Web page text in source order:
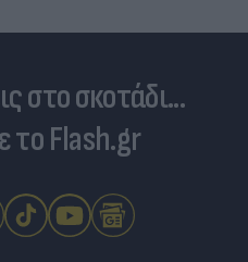
στο σκοτάδι...
το Flash.gr